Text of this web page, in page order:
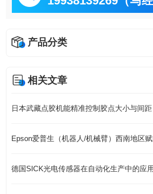
产品分类
相关文章
日本武藏点胶机能精准控制胶点大小与间距
德国SICK光电传感器在自动化生产中的应